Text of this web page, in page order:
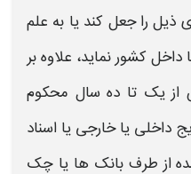
ذیل راجعل کند یا به علم
داخل کشور نماید، علاوه بر
از یک تا ده سال محکوم
رایج داخلی یا خارجی یا اسناد
از طرف بانک ها یا چک